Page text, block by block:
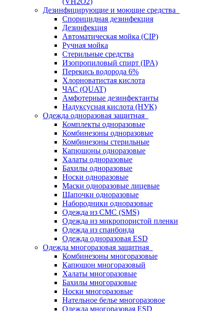
Дезинфицирующие и моющие средства
Спорицидная дезинфекция
Дезинфекция
Автоматическая мойка (CIP)
Ручная мойка
Стерильные средства
Изопропиловый спирт (IPA)
Перекись водорода 6%
Хлорноватистая кислота
ЧАС (QUAT)
Амфотерные дезинфектанты
Надуксусная кислота (НУК)
Одежда одноразовая защитная
Комплекты одноразовые
Комбинезоны одноразовые
Комбинезоны стерильные
Капюшоны одноразовые
Халаты одноразовые
Бахилы одноразовые
Носки одноразовые
Маски одноразовые лицевые
Шапочки одноразовые
Набородники одноразовые
Одежда из СМС (SMS)
Одежда из микропористой пленки
Одежда из спанбонда
Одежда одноразовая ESD
Одежда многоразовая защитная
Комбинезоны многоразовые
Капюшон многоразовый
Халаты многоразовые
Бахилы многоразовые
Носки многоразовые
Нательное белье многоразовое
Одежда многоразовая ESD